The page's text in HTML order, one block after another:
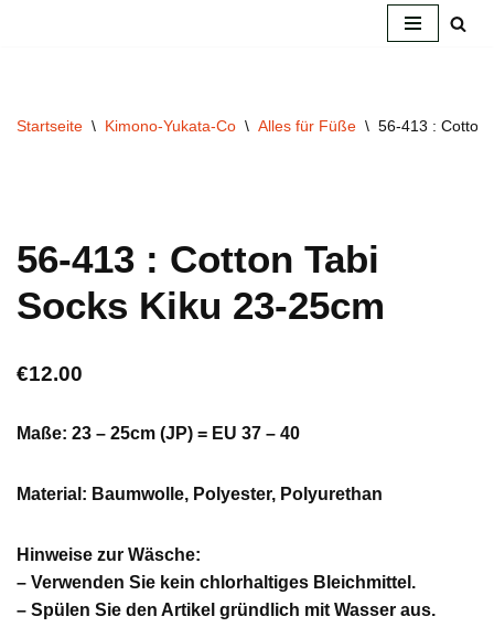
Startseite \ Kimono-Yukata-Co \ Alles für Füße \ 56-413 : Cotton
56-413 : Cotton Tabi
Socks Kiku 23-25cm
€12.00
Maße: 23 – 25cm (JP) = EU 37 – 40
Material: Baumwolle, Polyester, Polyurethan
Hinweise zur Wäsche:
– Verwenden Sie kein chlorhaltiges Bleichmittel.
– Spülen Sie den Artikel gründlich mit Wasser aus.